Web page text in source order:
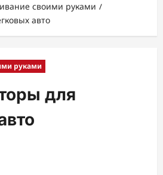
своими руками
авто
руками
для